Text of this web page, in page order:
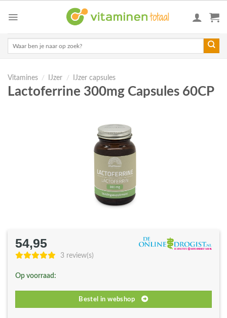
Vitamines / IJzer / IJzer capsules
Lactoferrine 300mg Capsules 60CP
54,95
3 review(s)
Op voorraad:
Bestel in webshop